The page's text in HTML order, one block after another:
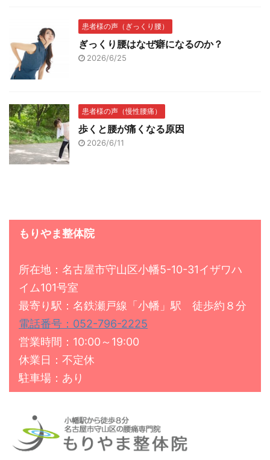
患者様の声（ぎっくり腰）
ぎっくり腰はなぜ癖になるのか？
2026/6/25
患者様の声（慢性腰痛）
歩くと腰が痛くなる原因
2026/6/11
もりやま整体院
所在地：名古屋市守山区小幡5-10-31イザワハ
イム101号室
最寄り駅：名鉄瀬戸線「小幡」駅 徒歩約８分
電話番号：052-796-2225
営業時間：10:00～19:00
休業日：不定休
駐車場：あり